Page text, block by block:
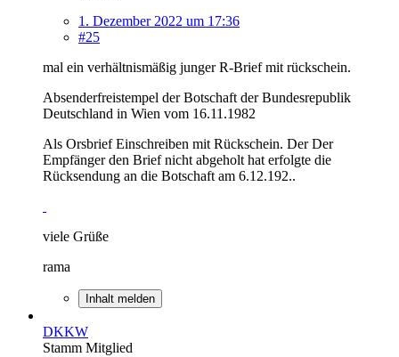
1. Dezember 2022 um 17:36
#25
mal ein verhältnismäßig junger R-Brief mit rückschein.
Absenderfreistempel der Botschaft der Bundesrepublik
Deutschland in Wien vom 16.11.1982
Als Orsbrief Einschreiben mit Rückschein. Der Der
Empfänger den Brief nicht abgeholt hat erfolgte die
Rücksendung an die Botschaft am 6.12.192..
viele Grüße
rama
Inhalt melden
DKKW
Stamm Mitglied